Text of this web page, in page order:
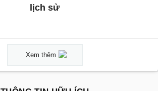
lịch sử
Xem thêm